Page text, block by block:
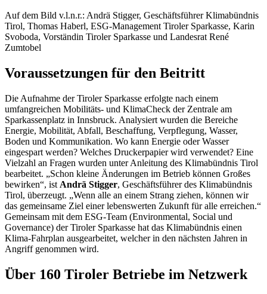
Auf dem Bild v.l.n.r.: Andrä Stigger, Geschäftsführer Klimabündnis
Tirol, Thomas Haberl, ESG-Management Tiroler Sparkasse, Karin
Svoboda, Vorständin Tiroler Sparkasse und Landesrat René
Zumtobel
Voraussetzungen für den Beitritt
Die Aufnahme der Tiroler Sparkasse erfolgte nach einem
umfangreichen Mobilitäts- und KlimaCheck der Zentrale am
Sparkassenplatz in Innsbruck. Analysiert wurden die Bereiche
Energie, Mobilität, Abfall, Beschaffung, Verpflegung, Wasser,
Boden und Kommunikation. Wo kann Energie oder Wasser
eingespart werden? Welches Druckerpapier wird verwendet? Eine
Vielzahl an Fragen wurden unter Anleitung des Klimabündnis Tirol
bearbeitet. „Schon kleine Änderungen im Betrieb können Großes
bewirken“, ist Andrä Stigger, Geschäftsführer des Klimabündnis
Tirol, überzeugt. „Wenn alle an einem Strang ziehen, können wir
das gemeinsame Ziel einer lebenswerten Zukunft für alle erreichen.“
Gemeinsam mit dem ESG-Team (Environmental, Social und
Governance) der Tiroler Sparkasse hat das Klimabündnis einen
Klima-Fahrplan ausgearbeitet, welcher in den nächsten Jahren in
Angriff genommen wird.
Über 160 Tiroler Betriebe im Netzwerk